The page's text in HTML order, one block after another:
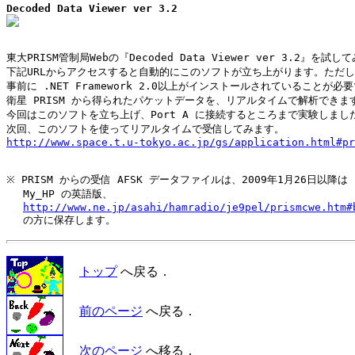
Decoded Data Viewer ver 3.2
東大PRISM管制局Webの『Decoded Data Viewer ver 3.2』を試して
下記URLからアクセスすると自動的にこのソフトが立ち上がります。ただし
事前に .NET Framework 2.0以上がインストールされていることが必要
衛星 PRISM から得られたパケットデータを、リアルタイムで解析できま
今回はこのソフトを立ち上げ、Port A に接続するところまで実験しまし
http://www.space.t.u-tokyo.ac.jp/gs/
※ PRISM からの受信 AFSK データファイルは、2009年1月26日以降は
My_HP の英語版、
http://www.ne.jp/asahi/hamradio/je9pel/
トップへ戻る．
前のページ へ戻る．
次のページ へ移る．